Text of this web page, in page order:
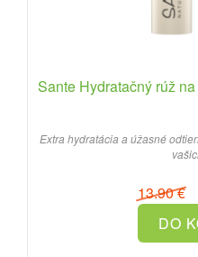
Sante Hydratačný rúž
Extra hydratácia a úžasné
13.90 €